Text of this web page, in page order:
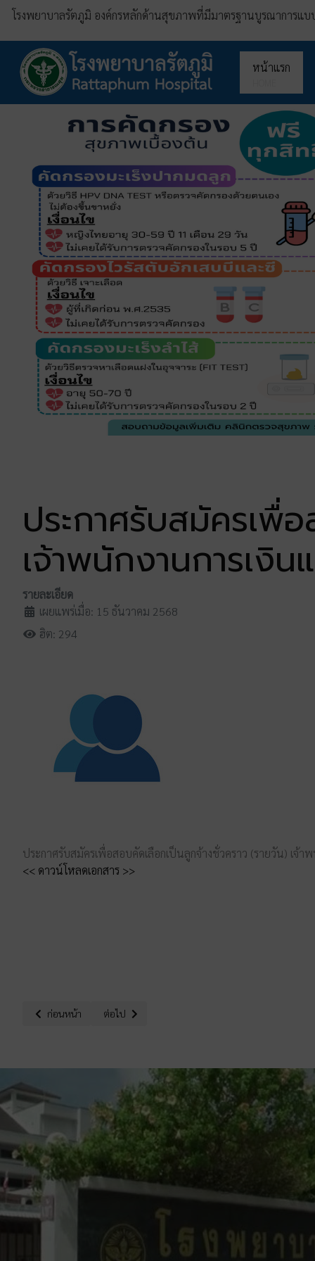
โรงพยาบาลรัตภูมิ องค์กรหลักด้านสุขภาพที่มีมาตรฐานบูรณาการแ
หน้าแรก
ประกาศรับสมัครเพื่
เจ้าพนักงานการเงิ
รายละเอียด
เผยแพร่เมื่อ: 15 ธันวาคม 2568
ฮิต: 294
ประกาศรับสมัครเพื่อสอบคัดเลือกเป็นลูกจ้างชั่วคราว (รายวัน) เจ้
<< ดาวน์โหลดเอกสาร >>
เนื้อหาก่อนหน้า: ประกาศรายชื่อผู้ผ่านการสอบคัดเลือกลูกจ้างชั่วคราว
ก่อนหน้า เนื้อหาถัดไป: ประกาศรายชื่อผู้ผ่านการสอบคัดเลือกลู
ต่อไป